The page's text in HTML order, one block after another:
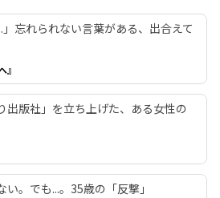
」忘れられない言葉がある、出合えて
』
出版社」を立ち上げた、ある女性の
。でも...。35歳の「反撃」